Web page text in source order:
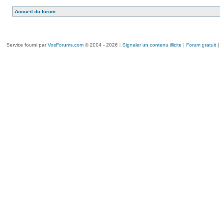
Accueil du forum
Service fourni parVosForums.com© 2004 - 2026 | Signaler un contenu illicite | Forum gratuit|